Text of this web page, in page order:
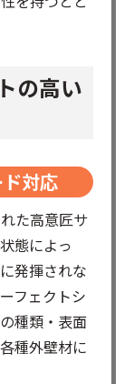
の高い
対応
た高意匠サ
態によっ
発揮されな
フェクトシ
種類・表面
種外壁材に